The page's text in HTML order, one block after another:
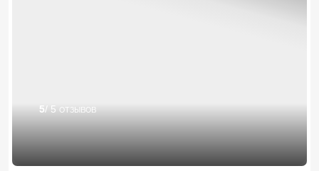
5/ 5 отзывов